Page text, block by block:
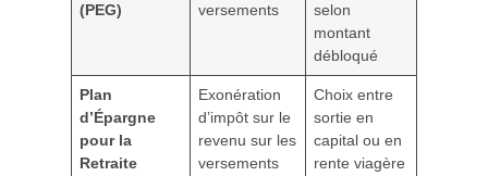
(PEG)
versements
selon
montant
débloqué
Plan
d’Épargne
pour la
Retraite
Exonération
d’impôt sur le
revenu sur les
versements
Choix entre
sortie en
capital ou en
rente viagère